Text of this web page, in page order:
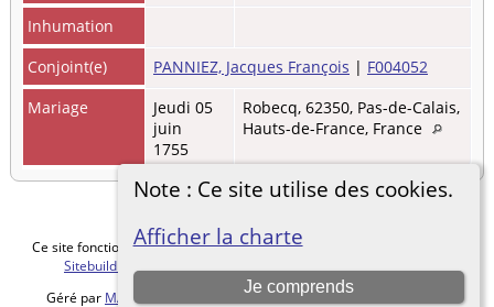
Note : Ce site utilise des cookies.
Afficher la charte
Je comprends
Inhumation
Conjoint(e)
PANNIEZ, Jacques François | F004052
Mariage
Jeudi 05
juin
1755
Robecq, 62350, Pas-de-Calais,
Hauts-de-France, France
Ce site fonctionne grace au logicielThe Next Generation of Genealogy
Sitebuilding
Géré par MALVACHE Cédric Charte de protection des données